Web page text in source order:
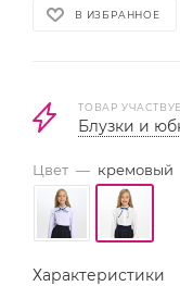
В ИЗБРАННОЕ
ТОВАР
Блузки и
Цвет — кремовый
Характеристики